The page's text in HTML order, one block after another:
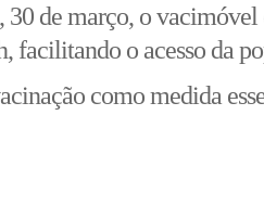
de março, o
facilitando o acesso da
como medida